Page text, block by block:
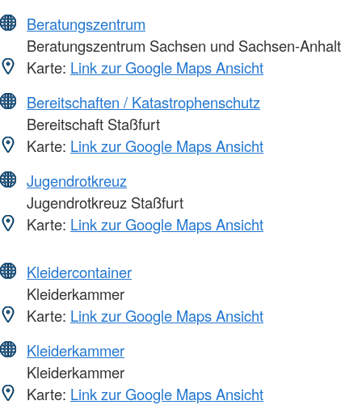
Beratungszentrum
Beratungszentrum Sachsen und Sachsen-Anhalt
Karte: Link zur Google Maps Ansicht
Bereitschaften / Katastrophenschutz
Bereitschaft Staßfurt
Karte: Link zur Google Maps Ansicht
Jugendrotkreuz
Jugendrotkreuz Staßfurt
Karte: Link zur Google Maps Ansicht
Kleidercontainer
Kleiderkammer
Karte: Link zur Google Maps Ansicht
Kleiderkammer
Kleiderkammer
Karte: Link zur Google Maps Ansicht